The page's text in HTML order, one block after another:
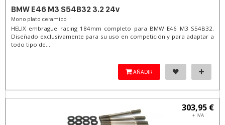
BMW E46 M3 S54B32 3.2 24v
Mono plato ceramico
HELIX embrague racing 184mm completo para BMW E46 M3 S54B32.
Diseñado exclusivamente para su uso en competición y para adaptar a
todo tipo de...
AÑADIR
303,95 €
+ IVA